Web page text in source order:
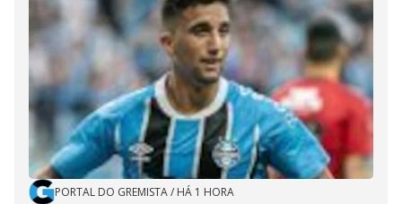
PORTAL DO GREMISTA/ HÁ 1 HORA